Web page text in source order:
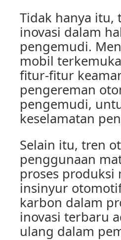
Tidak hanya itu,
inovasi dalam
pengemudi.
mobil
fitur-fitur
pengereman
pengemudi,
keselamatan
Selain itu, tren
penggunaan
proses produksi
insinyur
karbon dalam
inovasi terbaru
ulang dalam